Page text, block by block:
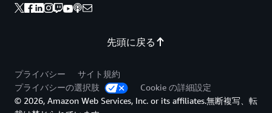
先頭に戻る
プライバシー
サイト規約
プライバシーの選択肢
Cookie の詳細設定
© 2026, Amazon Web Services, Inc. or its affiliates.無断複写、転